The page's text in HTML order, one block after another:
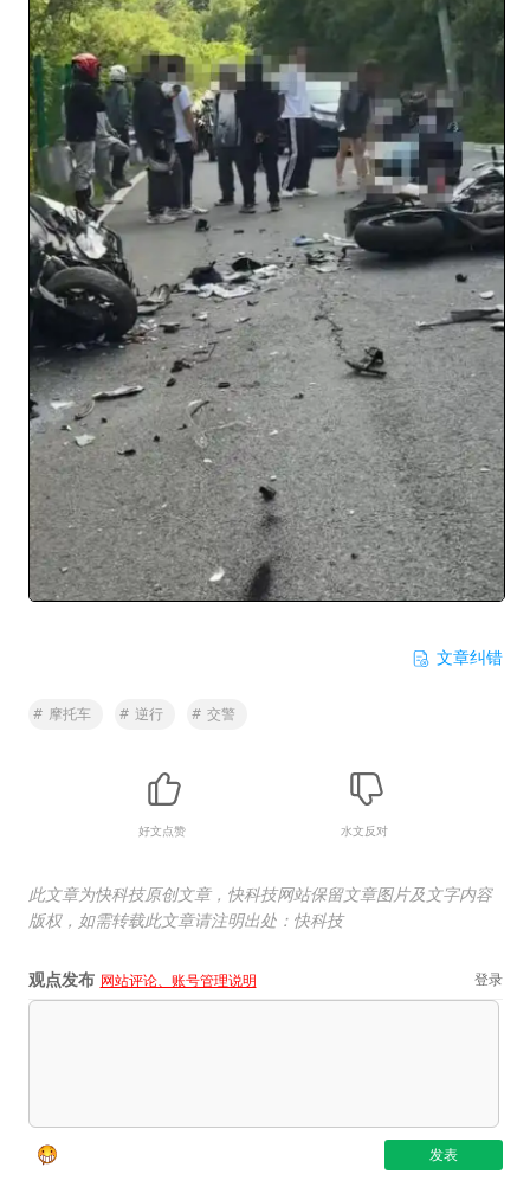
文章纠错
# 摩托车 # 逆行 # 交警
好文点赞 水文反对
此文章为快科技原创文章，快科技网站保留文章图片及文字内容
版权，如需转载此文章请注明出处：快科技
观点发布 网站评论、账号管理说明 登录